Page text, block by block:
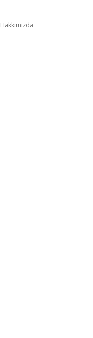
Hakkımızda